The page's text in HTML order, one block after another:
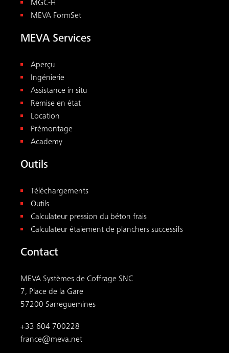
MGC-H
MEVA FormSet
MEVA Services
Aperçu
Ingénierie
Assistance in situ
Remise en état
Location
Prémontage
Academy
Outils
Téléchargements
Outils
Calculateur pression du béton frais
Calculateur étaiement de planchers successifs
Contact
MEVA Systèmes de Coffrage SNC
7, Place de la Gare
57200 Sarreguemines
+33 604 700228
france@meva.net